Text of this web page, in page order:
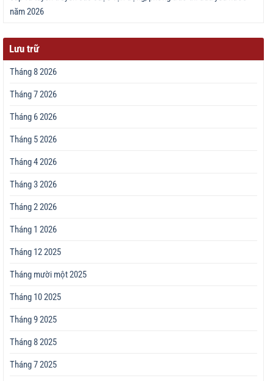
năm 2026
Lưu trữ
Tháng 8 2026
Tháng 7 2026
Tháng 6 2026
Tháng 5 2026
Tháng 4 2026
Tháng 3 2026
Tháng 2 2026
Tháng 1 2026
Tháng 12 2025
Tháng mười một 2025
Tháng 10 2025
Tháng 9 2025
Tháng 8 2025
Tháng 7 2025